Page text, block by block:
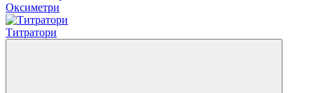
Оксиметри
Титратори